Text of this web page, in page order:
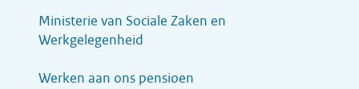
Ministerie van Sociale Zaken en
Werkgelegenheid
Werken aan ons pensioen